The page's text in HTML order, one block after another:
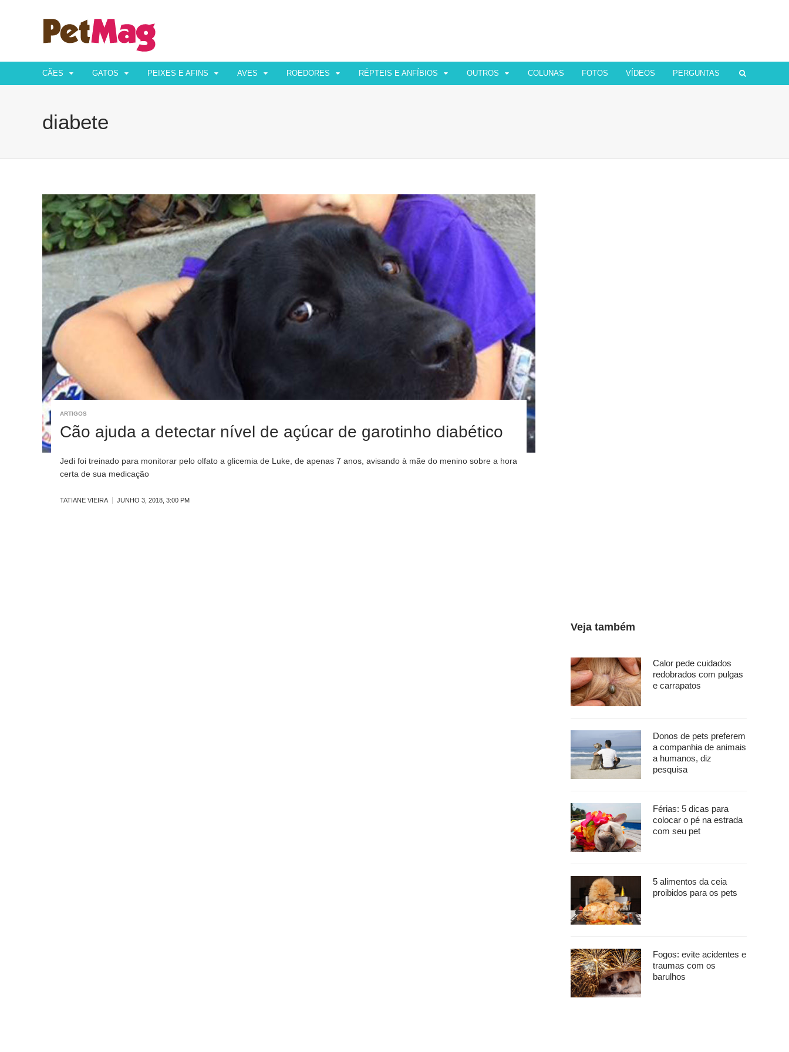
CÃES GATOS PEIXES E AFINS AVES ROEDORES RÉPTEIS E ANFÍBIOS OUTROS COLUNAS FOTOS VÍDEOS PERGUNTAS
diabete
ARTIGOS
Cão ajuda a detectar nível de açúcar de garotinho diabético
Jedi foi treinado para monitorar pelo olfato a glicemia de Luke, de apenas 7 anos, avisando à mãe do menino sobre a hora
certa de sua medicação
TATIANE VIEIRA JUNHO 3, 2018, 3:00 PM
Veja também
Calor pede cuidados
redobrados com pulgas
e carrapatos
Donos de pets preferem
a companhia de animais
a humanos, diz
pesquisa
Férias: 5 dicas para
colocar o pé na estrada
com seu pet
5 alimentos da ceia
proibidos para os pets
Fogos: evite acidentes e
traumas com os
barulhos